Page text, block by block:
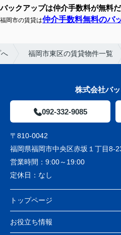
バックアップは仲介手数料が無料
福岡市の賃貸は仲介手数料無料のバ
福岡市東区の賃貸物件一覧
株式会社バ
092-332-9085
〒810-0042
福岡県福岡市中央区赤坂１丁目8-
営業時間： 9:00～19:00
定休日： なし
トップページ
お役立ち情報